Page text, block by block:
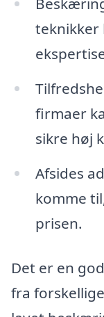
teknikker
firmaer
sikre høj
Afsides
komme
prisen.
Det er en
fra